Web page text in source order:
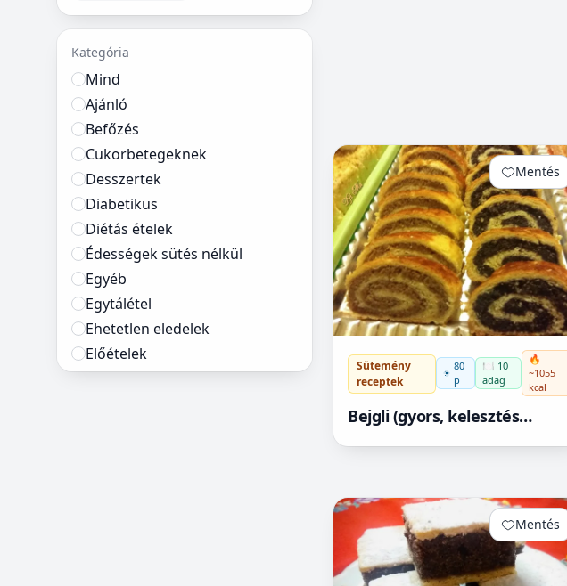
Kategória
Mind
Ajánló
Befőzés
Cukorbetegeknek
Desszertek
Diabetikus
Diétás ételek
Édességek sütés nélkül
Egyéb
Egytálétel
Ehetetlen eledelek
Előételek
Főételek
Mentés
Sütemény
receptek
80
p
🍽️ 10
adag
🔥
~1055
kcal
Bejgli (gyors, kelesztés
nélküli)
Mentés